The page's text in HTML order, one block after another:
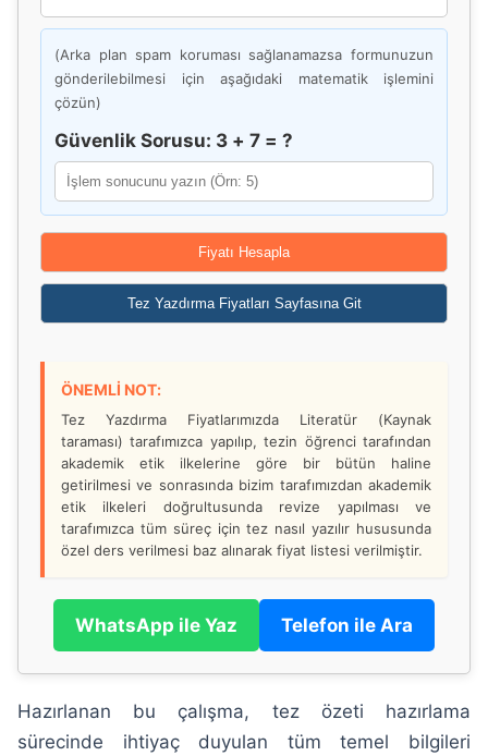
(Arka plan spam koruması sağlanamazsa formunuzun
gönderilebilmesi için aşağıdaki matematik işlemini
çözün)
Güvenlik Sorusu: 3 + 7 = ?
Fiyatı Hesapla
Tez Yazdırma Fiyatları Sayfasına Git
ÖNEMLİ NOT:
Tez Yazdırma Fiyatlarımızda Literatür (Kaynak
taraması) tarafımızca yapılıp, tezin öğrenci tarafından
akademik etik ilkelerine göre bir bütün haline
getirilmesi ve sonrasında bizim tarafımızdan akademik
etik ilkeleri doğrultusunda revize yapılması ve
tarafımızca tüm süreç için tez nasıl yazılır hususunda
özel ders verilmesi baz alınarak fiyat listesi verilmiştir.
WhatsApp ile Yaz Telefon ile Ara
Hazırlanan bu çalışma, tez özeti hazırlama
sürecinde ihtiyaç duyulan tüm temel bilgileri